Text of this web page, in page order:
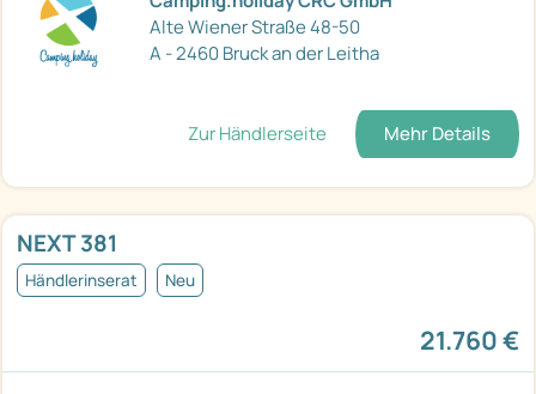
Alte Wiener Straße 48-50
A - 2460 Bruck an der Leitha
Zur Händlerseite Mehr Details
NEXT 381
Händlerinserat Neu
21.760 €